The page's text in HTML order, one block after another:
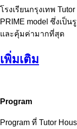
โรงเรียนกรุงเทพ
PRIME model ซึ่งเป็
และคุ้มค่ามากที่สุด
เพิ่มเติม
Program
Program ที่ Tutor